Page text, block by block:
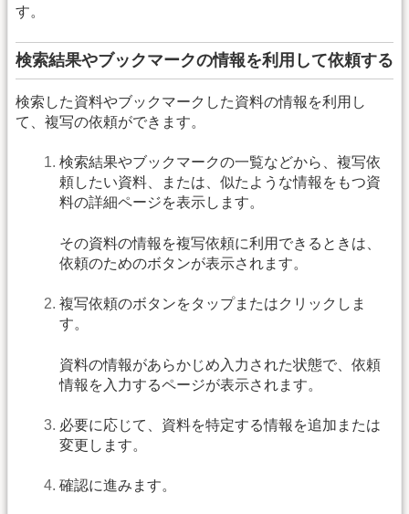
す。
検索結果やブックマークの情報を利用して依頼する
検索した資料やブックマークした資料の情報を利用し
て、複写の依頼ができます。
検索結果やブックマークの一覧などから、複写依
頼したい資料、または、似たような情報をもつ資
料の詳細ページを表示します。
その資料の情報を複写依頼に利用できるときは、
依頼のためのボタンが表示されます。
複写依頼のボタンをタップまたはクリックしま
す。
資料の情報があらかじめ入力された状態で、依頼
情報を入力するページが表示されます。
必要に応じて、資料を特定する情報を追加または
変更します。
確認に進みます。